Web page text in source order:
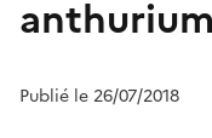
Publié le 26/07/2018